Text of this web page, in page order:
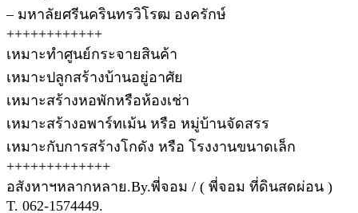
– มหาลัยศรีนครินทรวิโรฒ องครักษ์
++++++++++++
เหมาะทำศูนย์กระจายสินค้า
เหมาะปลูกสร้างบ้านอยู่อาศัย
เหมาะสร้างหอพักหรือห้องเช่า
เหมาะสร้างอพาร์ทเม้น หรือ หมู่บ้านจัดสรร
เหมาะกับการสร้างโกดัง หรือ โรงงานขนาดเล็ก
+++++++++++++
อสังหาฯหลากหลาย.By.พี่จอม / ( พี่จอม ที่ดินสดผ่อน )
T. 062-1574449.